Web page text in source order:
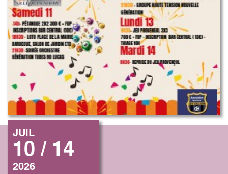
JUIL
10 / 14
2026